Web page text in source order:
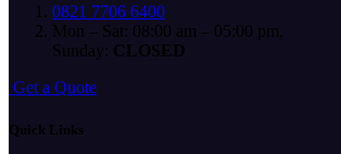
0821 7706 6400
Mon – Sat: 08:00 am – 05:00 pm,
Sunday: CLOSED
Get a Quote
Quick Links